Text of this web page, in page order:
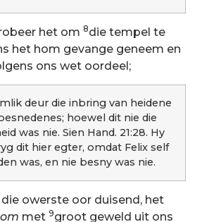
het om 8die tempel te
het hom gevange geneem en
ons wet oordeel;
deur die inbring van heidene
hoewel dit nie die
was nie. Sien Hand. 21:28. Hy
dit hier egter, omdat Felix self
was, en nie besny was nie.
die owerste oor duisend, het
met 9groot geweld uit ons